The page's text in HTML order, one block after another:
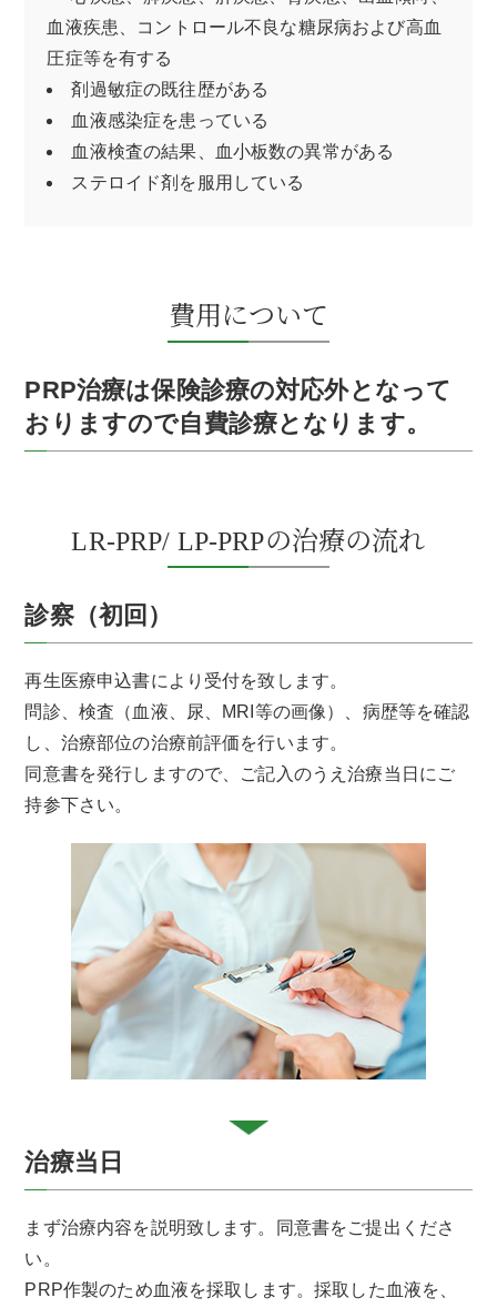
血液疾患、コントロール不良な糖尿病および高血
圧症等を有する
剤過敏症の既往歴がある
血液感染症を患っている
血液検査の結果、血小板数の異常がある
ステロイド剤を服用している
費用について
PRP治療は保険診療の対応外となって
おりますので自費診療となります。
LR-PRP/ LP-PRPの治療の流れ
診察（初回）
再生医療申込書により受付を致します。
問診、検査（血液、尿、MRI等の画像）、病歴等を確認
し、治療部位の治療前評価を行います。
同意書を発行しますので、ご記入のうえ治療当日にご
持参下さい。
治療当日
まず治療内容を説明致します。同意書をご提出くださ
い。
PRP作製のため血液を採取します。採取した血液を、